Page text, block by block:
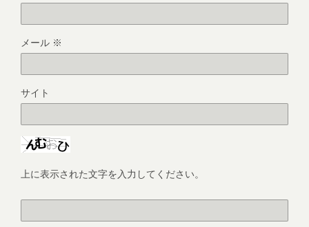
メール ※
サイト
上に表示された文字を入力してください。